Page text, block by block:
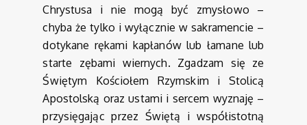
Chrystusa i nie mogą być zmysłowo –
chyba że tylko i wyłącznie w sakramencie –
dotykane rękami kapłanów lub łamane lub
starte zębami wiernych. Zgadzam się ze
Świętym Kościołem Rzymskim i Stolicą
Apostolską oraz ustami i sercem wyznaję –
przysięgając przez Świętą i współistotną